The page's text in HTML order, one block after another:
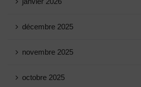
décembre 2025
novembre 2025
octobre 2025